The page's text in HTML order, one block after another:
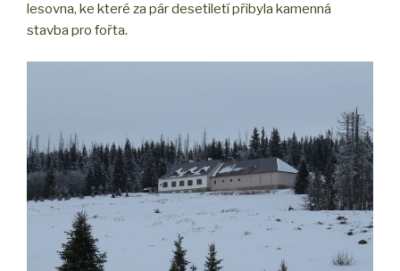
lesovna, ke které za pár desetiletí přibyla kamenná
stavba pro fořta.